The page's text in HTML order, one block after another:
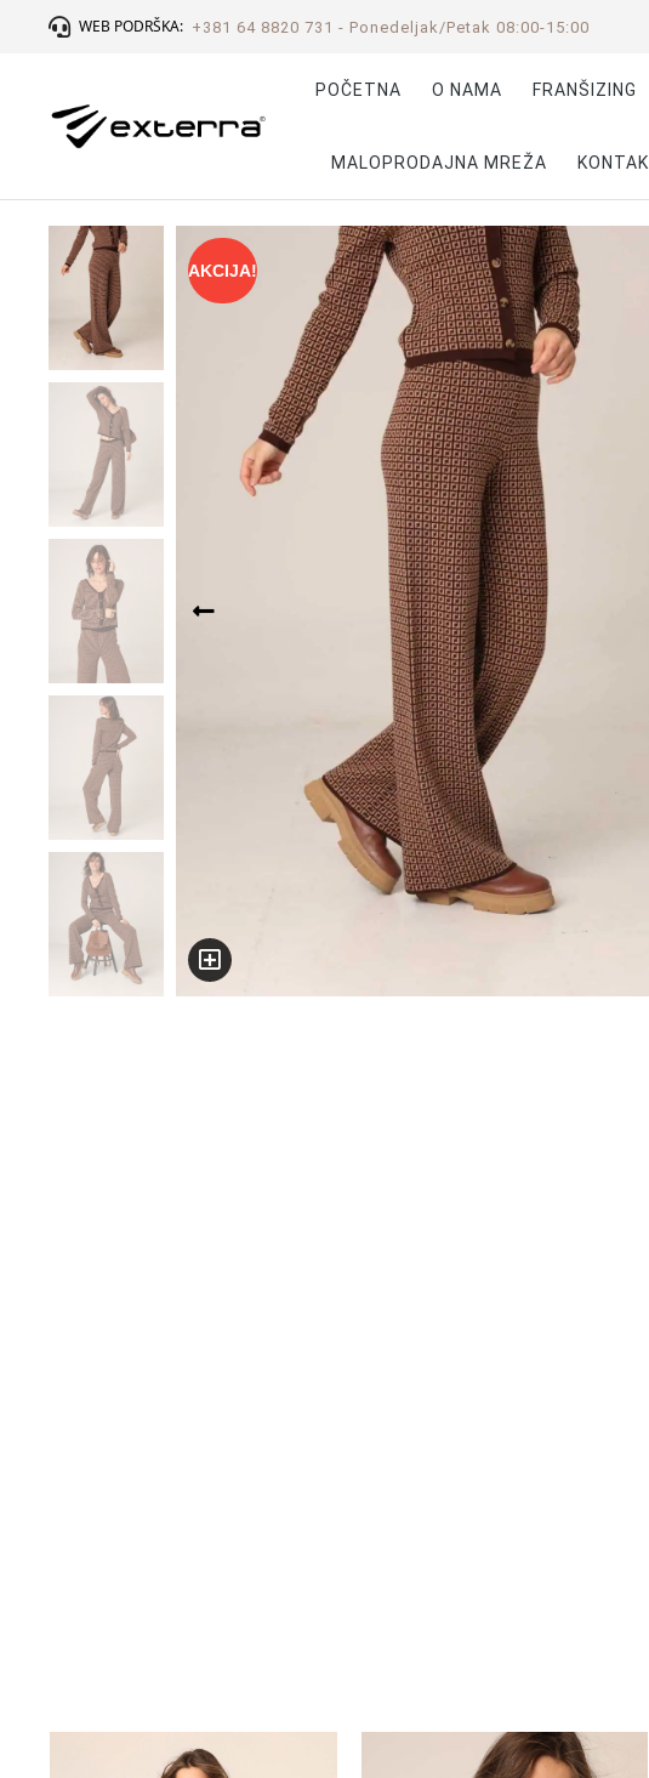
WEB PODRŠKA: +381 64 8820 731 - Ponedeljak/Petak 08:00-15:00
POČETNA O NAMA FRANŠIZING
MALOPRODAJNA MREŽA
AKCIJA!